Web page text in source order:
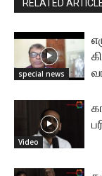
RELATED
special news
Video